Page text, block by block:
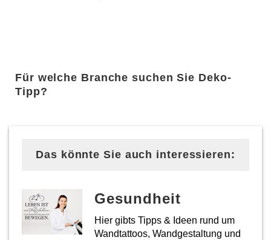
Für welche Branche suchen Sie Deko-
Tipp?
Das könnte Sie auch interessieren:
Gesundheit
Hier gibts Tipps & Ideen rund um
Wandtattoos, Wandgestaltung und